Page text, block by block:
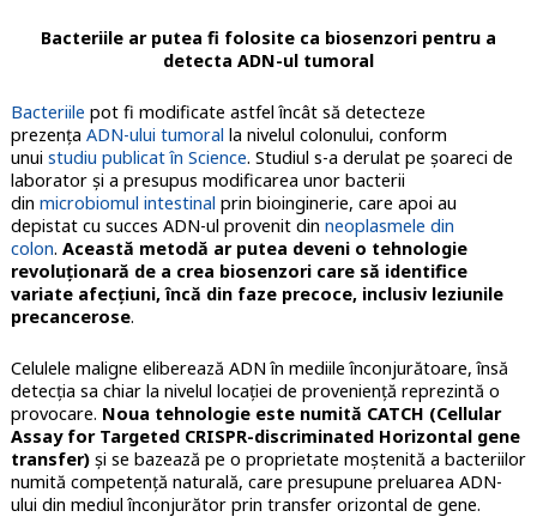
Bacteriile ar putea fi folosite ca biosenzori pentru a
detecta ADN-ul tumoral
Bacteriile pot fi modificate astfel încât să detecteze
prezenţa ADN-ului tumoral la nivelul colonului, conform
unui studiu publicat în Science. Studiul s-a derulat pe şoareci de
laborator şi a presupus modificarea unor bacterii
din microbiomul intestinal prin bioinginerie, care apoi au
depistat cu succes ADN-ul provenit din neoplasmele din
colon. Această metodă ar putea deveni o tehnologie
revoluţionară de a crea biosenzori care să identifice
variate afecţiuni, încă din faze precoce, inclusiv leziunile
precancerose.
Celulele maligne eliberează ADN în mediile înconjurătoare, însă
detecţia sa chiar la nivelul locaţiei de provenienţă reprezintă o
provocare. Noua tehnologie este numită CATCH (Cellular
Assay for Targeted CRISPR-discriminated Horizontal gene
transfer)şi se bazează pe o proprietate moştenită a bacteriilor
numită competenţă naturală, care presupune preluarea ADN-
ului din mediul înconjurător prin transfer orizontal de gene.